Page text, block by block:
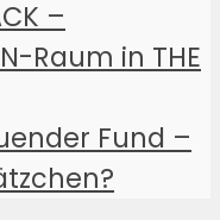
–
Raum in THE
Fund –